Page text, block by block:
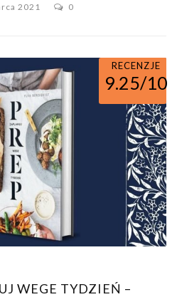
2021
0
RECENZJE
9.25/10
WEGE TYDZIEŃ –